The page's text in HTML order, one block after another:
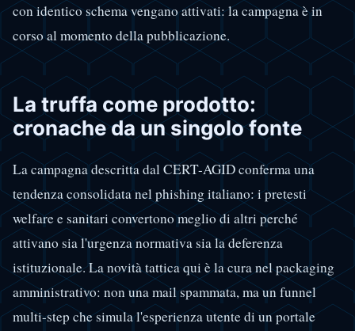
con identico schema vengano attivati: la campagna è in
corso al momento della pubblicazione.
La truffa come prodotto:
cronache da un singolo fonte
La campagna descritta dal CERT-AGID conferma una
tendenza consolidata nel phishing italiano: i pretesti
welfare e sanitari convertono meglio di altri perché
attivano sia l'urgenza normativa sia la deferenza
istituzionale. La novità tattica qui è la cura nel packaging
amministrativo: non una mail spammata, ma un funnel
multi-step che simula l'esperienza utente di un portale